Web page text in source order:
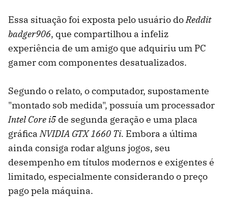
Essa situação foi exposta pelo usuário doReddit
badger906, que compartilhou a infeliz
experiência de um amigo que adquiriu um PC
gamer com componentes desatualizados.
Segundo o relato, o computador, supostamente
"montado sob medida", possuía um processador
Intel Core i5 de segunda geração e uma placa
gráficaNVIDIA GTX 1660 Ti. Embora a última
ainda consiga rodar alguns jogos, seu
desempenho em títulos modernos e exigentes é
limitado, especialmente considerando o preço
pago pela máquina.